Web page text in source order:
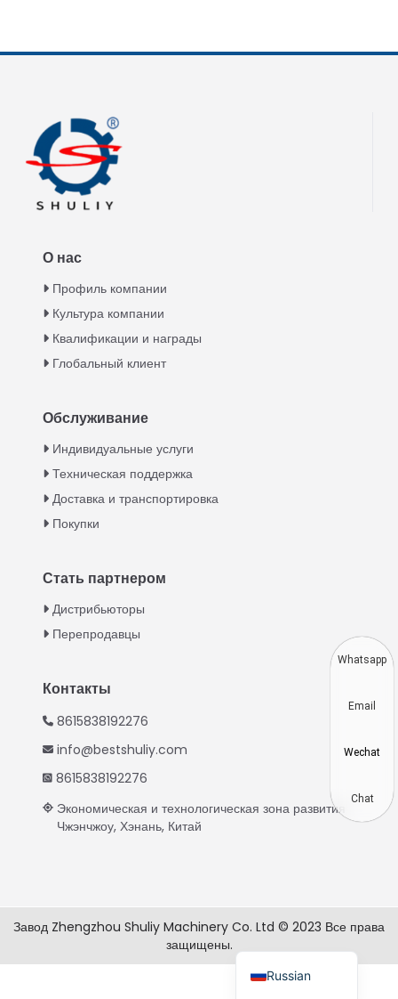
О нас
Профиль компании
Культура компании
Квалификации и награды
Глобальный клиент
Обслуживание
Индивидуальные услуги
Техническая поддержка
Доставка и транспортировка
Покупки
Стать партнером
Дистрибьюторы
Перепродавцы
Контакты
8615838192276
info@bestshuliy.com
8615838192276
Экономическая и технологическая зона развития
Чжэнчжоу, Хэнань, Китай
Завод Zhengzhou Shuliy Machinery Co. Ltd © 2023 Все права
защищены.
Russian
Vietnamese
Whatsapp
Email
Wechat
Chat